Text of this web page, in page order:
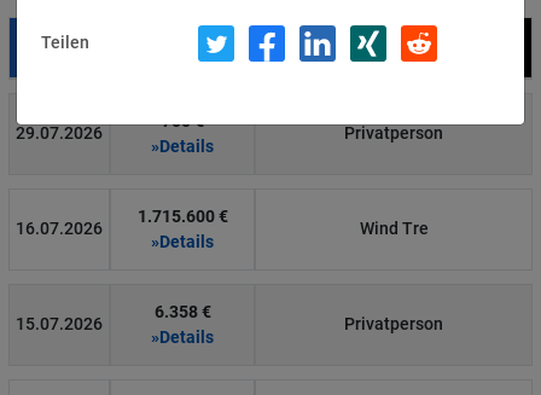
Datum Bußgeld Empfänger
29.07.2026
700 €
»Details
Privatperson
16.07.2026
1.715.600 €
»Details
Wind Tre
15.07.2026
6.358 €
»Details
Privatperson
Teilen